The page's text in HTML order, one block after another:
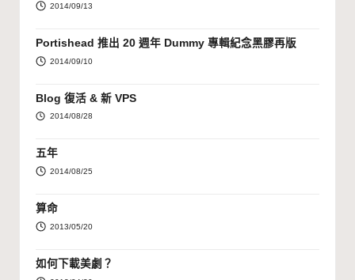
2014/09/13
Portishead 推出 20 週年 Dummy 專輯紀念黑膠再版
2014/09/10
Blog 復活 & 新 VPS
2014/08/28
五年
2014/08/25
算命
2013/05/20
如何下載美劇？